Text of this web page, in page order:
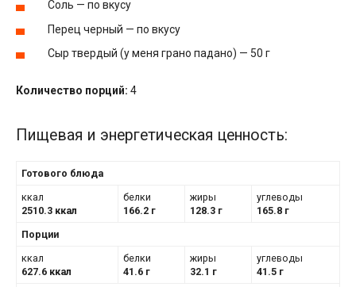
Соль — по вкусу
Перец черный — по вкусу
Сыр твердый (у меня грано падано) — 50 г
Количество порций: 4
Пищевая и энергетическая ценность:
Готового блюда
ккал
2510.3 ккал
белки
166.2 г
жиры
128.3 г
углеводы
165.8 г
Порции
ккал
627.6 ккал
белки
41.6 г
жиры
32.1 г
углеводы
41.5 г